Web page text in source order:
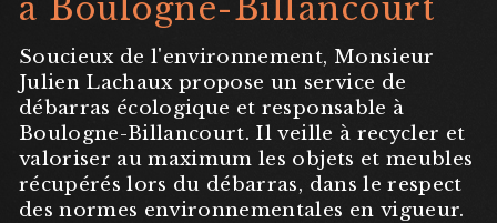
à Boulogne-Billancourt
Soucieux de l'environnement, Monsieur
Julien Lachaux propose un service de
débarras écologique et responsable à
Boulogne-Billancourt. Il veille à recycler et
valoriser au maximum les objets et meubles
récupérés lors du débarras, dans le respect
des normes environnementales en vigueur.